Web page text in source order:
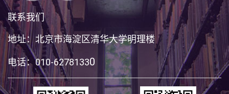
联系我们
地址：北京市海淀区清华大学明理楼
电话：010-62781330